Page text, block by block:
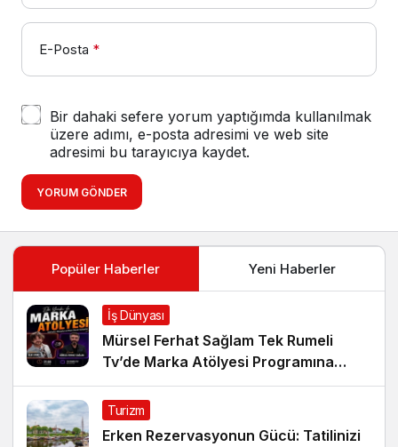
E-Posta *
Bir dahaki sefere yorum yaptığımda kullanılmak
üzere adımı, e-posta adresimi ve web site
adresimi bu tarayıcıya kaydet.
YORUM GÖNDER
Popüler Haberler Yeni Haberler
İş Dünyası
Mürsel Ferhat Sağlam Tek Rumeli
Tv’de Marka Atölyesi Programına
Konuk Oldu
Turizm
Erken Rezervasyonun Gücü: Tatilinizi